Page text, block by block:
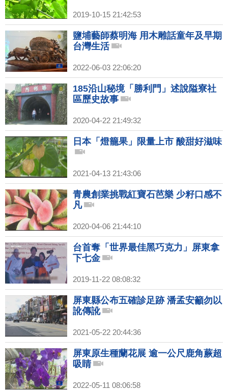
2019-10-15 21:42:53
鹽埔藝師蔡明海 用木雕話童年及早期
台灣生活
2022-06-03 22:06:20
185沿山秘境「勝利門」述說隘寮社
區歷史故事
2020-04-22 21:49:32
日本「燈籠果」限量上市 酸甜好滋味
2021-04-13 21:43:06
青農創業挑戰紅寶石芭樂 少籽口感不
凡
2020-04-06 21:44:10
台首奪「世界最佳黑巧克力」屏東拿
下七金
2019-11-22 08:08:32
屏東縣公布五確診足跡 潘孟安籲勿以
訛傳訛
2021-05-22 20:44:36
屏東原生種蘭花展 逾一公尺鹿角蕨超
吸睛
2022-05-11 08:06:58